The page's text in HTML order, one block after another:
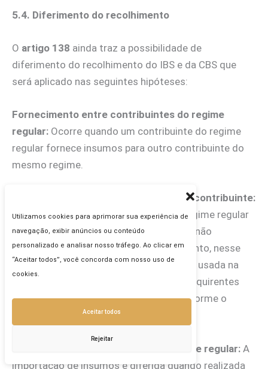
Utilizamos cookies para aprimorar sua experiência de
navegação, exibir anúncios ou conteúdo
personalizado e analisar nosso tráfego. Ao clicar em
“Aceitar todos”, você concorda com nosso uso de
cookies.
Aceitar todos
Rejeitar
5.4. Diferimento do recolhimento
O artigo 138 ainda traz a possibilidade de
diferimento do recolhimento do IBS e da CBS que
será aplicado nas seguintes hipóteses:
Fornecimento entre contribuintes do regime
regular: Ocorre quando um contribuinte do regime
regular fornece insumos para outro contribuinte do
mesmo regime.
Fornecimento para produtor rural não contribuinte:
Acontece quando um contribuinte do regime regular
fornece insumos para um produtor rural não
contribuinte do IBS e da CBS. O diferimento, nesse
caso, só se aplica à parcela dos insumos usada na
produção de bens que são vendidos a adquirentes
com direito a créditos presumidos, conforme o
Artigo 168 da lei.
Importação por contribuintes do regime regular: A
importação de insumos é diferida quando realizada